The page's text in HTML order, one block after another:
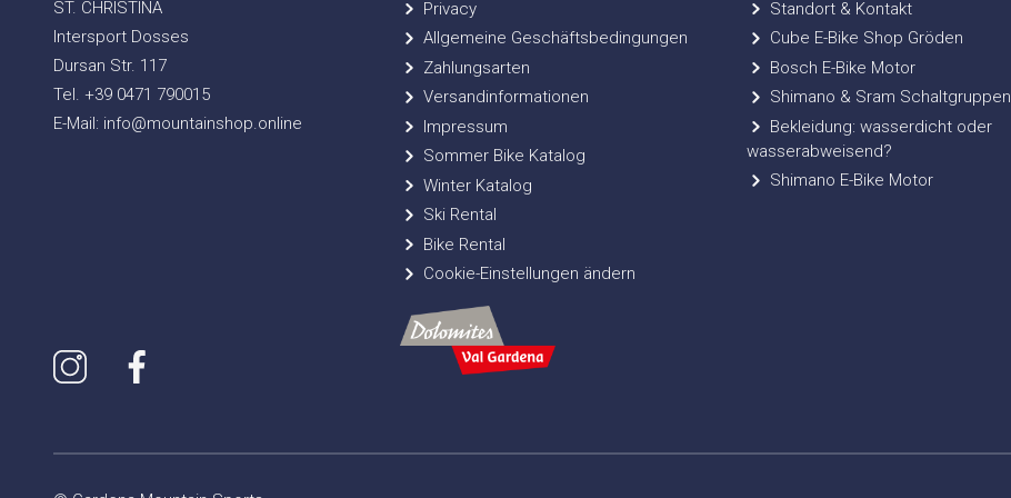
ST. CHRISTINA
Intersport Dosses
Dursan Str. 117
Tel. +39 0471 790015
E-Mail: info@mountainshop.online
Privacy
Allgemeine Geschäftsbedingungen
Zahlungsarten
Versandinformationen
Impressum
Sommer Bike Katalog
Winter Katalog
Ski Rental
Bike Rental
Cookie-Einstellungen ändern
Standort & Kontakt
Cube E-Bike Shop Gröden
Bosch E-Bike Motor
Shimano & Sram Schaltgruppen
Bekleidung: wasserdicht oder
wasserabweisend?
Shimano E-Bike Motor